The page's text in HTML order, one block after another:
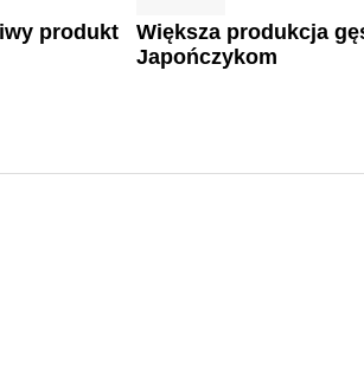
produkt
Większa produkcja
Japończykom